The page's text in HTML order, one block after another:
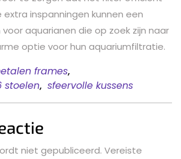
extra inspanningen kunnen een
aquarianen die op zoek zijn naar
optie voor hun aquariumfiltratie.
frames,
stoelen, sfeervolle kussens
niet gepubliceerd. Vereiste